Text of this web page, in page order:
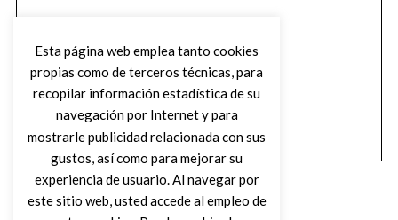
Esta página web emplea tanto cookies
propias como de terceros técnicas, para
recopilar información estadística de su
navegación por Internet y para
mostrarle publicidad relacionada con sus
gustos, así como para mejorar su
experiencia de usuario. Al navegar por
este sitio web, usted accede al empleo de